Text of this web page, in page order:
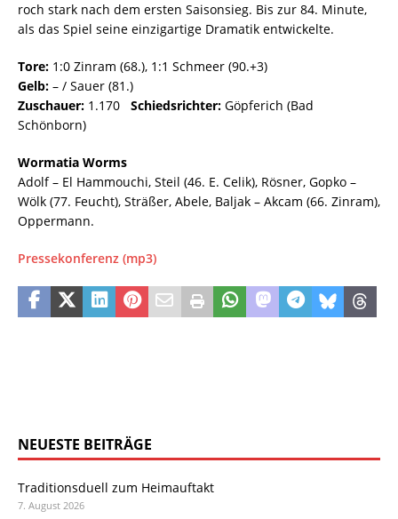
roch stark nach dem ersten Saisonsieg. Bis zur 84. Minute,
als das Spiel seine einzigartige Dramatik entwickelte.
Tore: 1:0 Zinram (68.), 1:1 Schmeer (90.+3)
Gelb: – / Sauer (81.)
Zuschauer: 1.170 Schiedsrichter: Göpferich (Bad
Schönborn)
Wormatia Worms
Adolf – El Hammouchi, Steil (46. E. Celik), Rösner, Gopko –
Wölk (77. Feucht), Sträßer, Abele, Baljak – Akcam (66. Zinram),
Oppermann.
Pressekonferenz (mp3)
NEUESTE BEITRÄGE
Traditionsduell zum Heimauftakt
7. August 2026